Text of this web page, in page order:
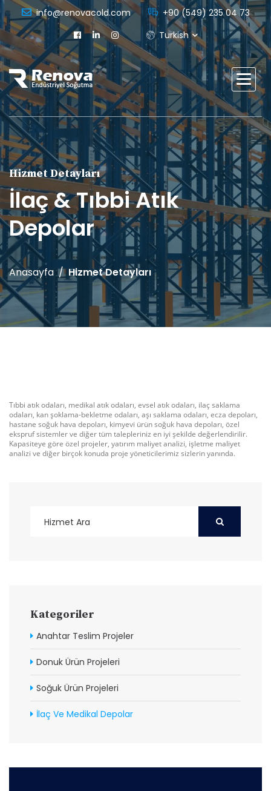
info@renovacold.com
+90 (549) 235 04 73
Turkish
Hizmet Detayları
İlaç & Tıbbi Atık
Depolar
Anasayfa Hizmet Detayları
Tıbbi atık odaları, medikal atık odaları, evsel atık odaları, ilaç saklama
odaları, kan şoklama-bekletme odaları, aşı saklama odaları, ecza depoları,
hastane soğuk hava depoları, kimyevi ürün soğuk hava depoları, özel
ekspruf sistemler ve diğer tüm talepleriniz en iyi şekilde değerlendirilir.
Kapasiteye göre özel projeler, yatırım maliyet analizi, işletme maliyet
analizi ve diğer birçok konuda proje yöneticilerimiz sizlerin yanında.
Kategoriler
Anahtar Teslim Projeler
Donuk Ürün Projeleri
Soğuk Ürün Projeleri
İlaç Ve Medikal Depolar